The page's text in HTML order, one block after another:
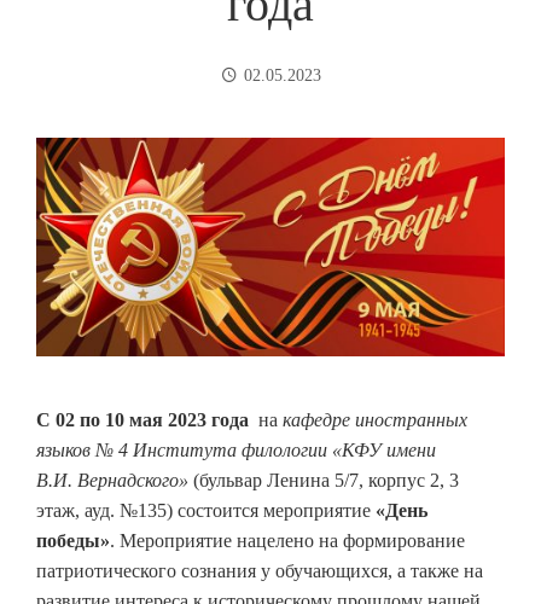
02.05.2023
С 02 по 10 мая 2023 года на кафедре иностранных
языков № 4 Института филологии «КФУ имени
В.И. Вернадского» (бульвар Ленина 5/7, корпус 2, 3
этаж, ауд. №135) состоится мероприятие «День
победы». Мероприятие нацелено на формирование
патриотического сознания у обучающихся, а также на